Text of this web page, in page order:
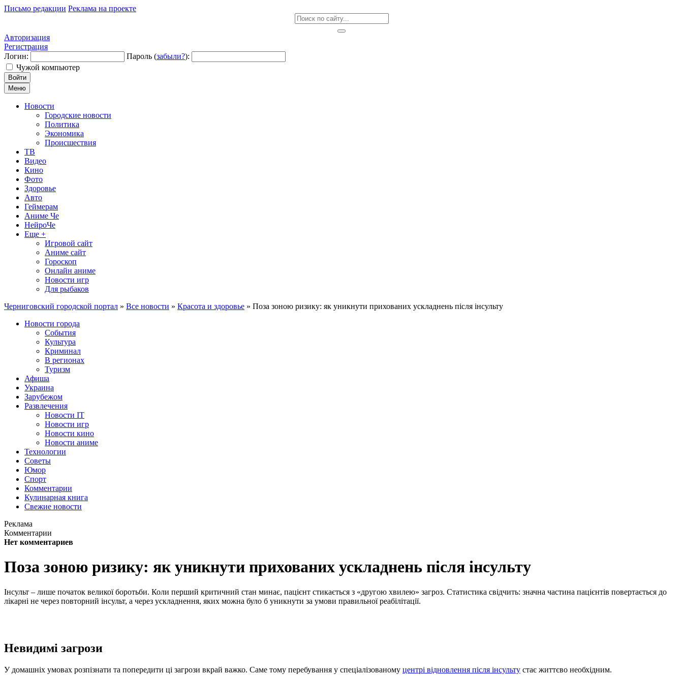
Письмо редакции Реклама на проекте
Авторизация
Регистрация
Логин:
Пароль (забыли?):
Чужой компьютер
Войти
Меню
Новости
Городские новости
Политика
Экономика
Происшествия
ТВ
Видео
Кино
Фото
Здоровье
Авто
Геймерам
Аниме Че
НейроЧе
Еще +
Игровой сайт
Аниме сайт
Гороскоп
Онлайн аниме
Новости игр
Для рыбаков
Черниговский городской портал » Все новости » Красота и здоровье » Поза зоною ризику: як уникнути прихованих ускладнень після інсульту
Новости города
События
Культура
Криминал
В регионах
Туризм
Афиша
Украина
Зарубежом
Развлечения
Новости IT
Новости игр
Новости кино
Новости аниме
Технологии
Советы
Юмор
Спорт
Комментарии
Кулинарная книга
Свежие новости
Реклама
Комментарии
Нет комментариев
Поза зоною ризику: як уникнути прихованих ускладнень після інсульту
Інсульт – лише початок великої боротьби. Коли перший критичний стан минає, пацієнт стикається з «другою хвилею» загроз. Статистика свідчить: значна частина пацієнтів повертається до
лікарні не через повторний інсульт, а через ускладнення, яких можна було б уникнути за умови правильної реабілітації.
Невидимі загрози
У домашніх умовах розпізнати та попередити ці загрози вкрай важко. Саме тому перебування у спеціалізованому центрі відновлення після інсульту стає життєво необхідним.